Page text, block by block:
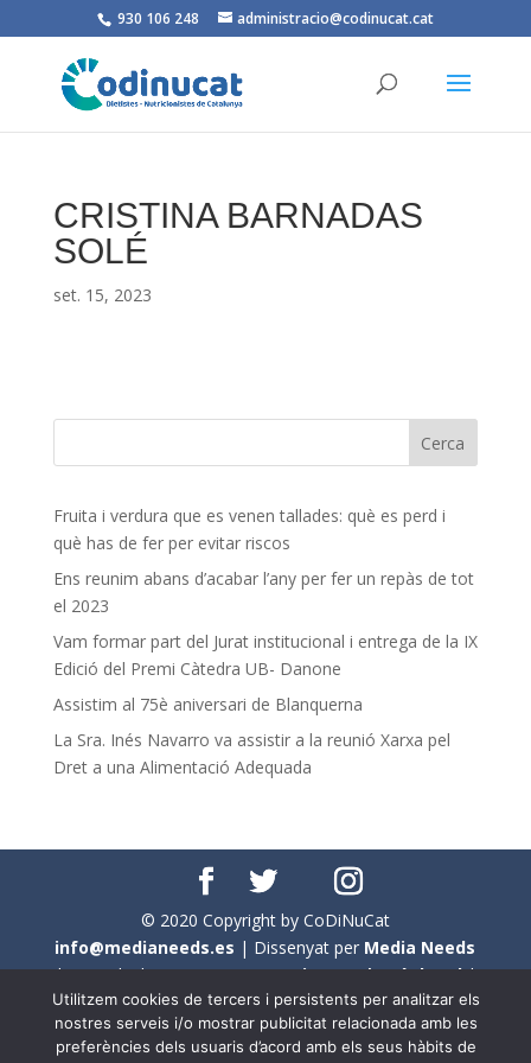
930 106 248 administracio@codinucat.cat
CRISTINA BARNADAS
SOLÉ
set. 15, 2023
Fruita i verdura que es venen tallades: què es perd i
què has de fer per evitar riscos
Ens reunim abans d’acabar l’any per fer un repàs de tot
el 2023
Vam formar part del Jurat institucional i entrega de la IX
Edició del Premi Càtedra UB- Danone
Assistim al 75è aniversari de Blanquerna
La Sra. Inés Navarro va assistir a la reunió Xarxa pel
Dret a una Alimentació Adequada
© 2020 Copyright by CoDiNuCat
info@medianeeds.es | Dissenyat per Media Needs
| Tots els drets reservats aCoDiNuCat |Avís legal|
Avís per cookies
En aquest web s'ha tingut en compte l'ús no sexista del
Utilitzem cookies de tercers i persistents per analitzar els
nostres serveis i/o mostrar publicitat relacionada amb les
preferències dels usuaris d’acord amb els seus hàbits de